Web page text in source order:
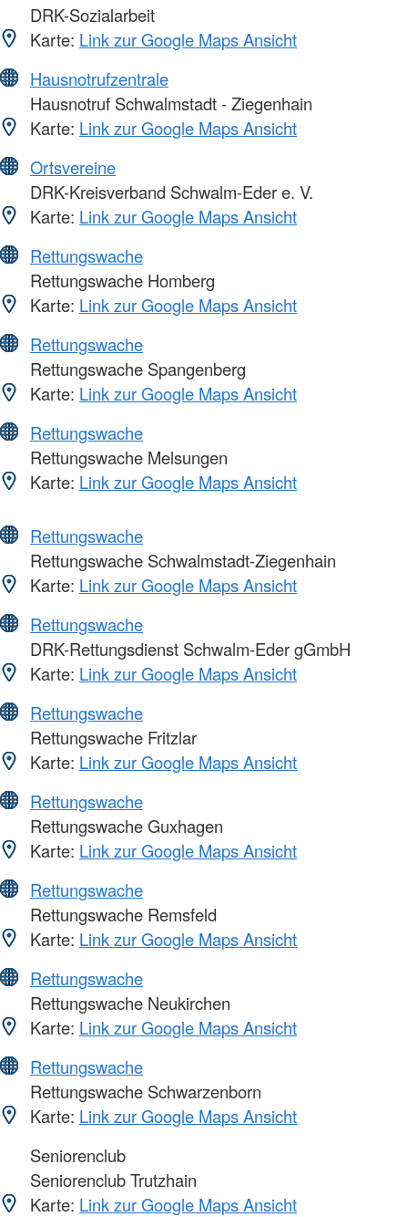
DRK-Sozialarbeit
Karte: Link zur Google Maps Ansicht
Hausnotrufzentrale
Hausnotruf Schwalmstadt - Ziegenhain
Karte: Link zur Google Maps Ansicht
Ortsvereine
DRK-Kreisverband Schwalm-Eder e. V.
Karte: Link zur Google Maps Ansicht
Rettungswache
Rettungswache Homberg
Karte: Link zur Google Maps Ansicht
Rettungswache
Rettungswache Spangenberg
Karte: Link zur Google Maps Ansicht
Rettungswache
Rettungswache Melsungen
Karte: Link zur Google Maps Ansicht
Rettungswache
Rettungswache Schwalmstadt-Ziegenhain
Karte: Link zur Google Maps Ansicht
Rettungswache
DRK-Rettungsdienst Schwalm-Eder gGmbH
Karte: Link zur Google Maps Ansicht
Rettungswache
Rettungswache Fritzlar
Karte: Link zur Google Maps Ansicht
Rettungswache
Rettungswache Guxhagen
Karte: Link zur Google Maps Ansicht
Rettungswache
Rettungswache Remsfeld
Karte: Link zur Google Maps Ansicht
Rettungswache
Rettungswache Neukirchen
Karte: Link zur Google Maps Ansicht
Rettungswache
Rettungswache Schwarzenborn
Karte: Link zur Google Maps Ansicht
Seniorenclub
Seniorenclub Trutzhain
Karte: Link zur Google Maps Ansicht